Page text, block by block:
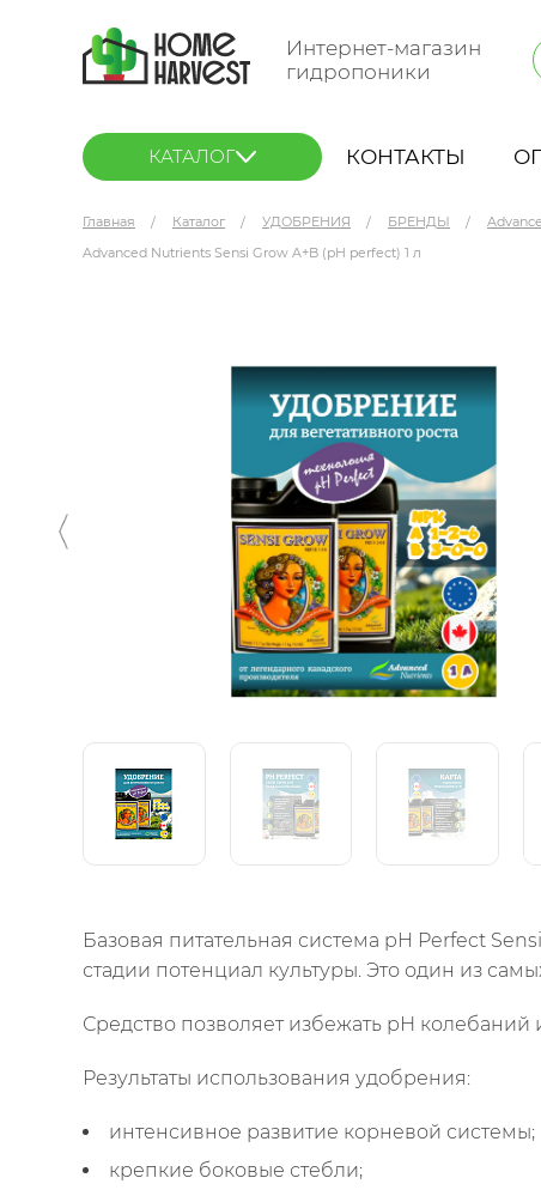
Интернет-магазин
гидропоники
КАТАЛОГ КОНТАКТЫ
Главная Каталог УДОБРЕНИЯ БРЕНДЫ
Advanced Nutrients Sensi Grow A+B (pH perfect) 1 л
Базовая питательная система pH Perfect
стадии потенциал культуры. Это один из
Средство позволяет избежать рН
Результаты использования удобрения:
интенсивное развитие корневой системы;
крепкие боковые стебли;